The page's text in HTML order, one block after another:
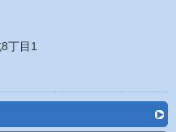
丁目1